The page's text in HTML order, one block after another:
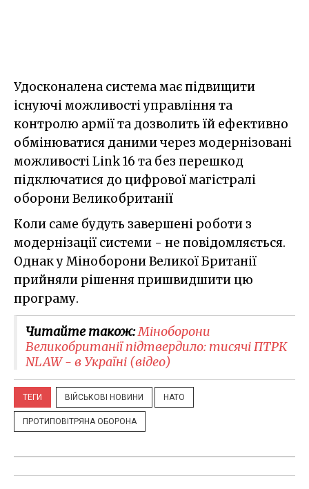
Удосконалена система має підвищити
існуючі можливості управління та
контролю армії та дозволить їй ефективно
обмінюватися даними через модернізовані
можливості Link 16 та без перешкод
підключатися до цифрової магістралі
оборони Великобританії
Коли саме будуть завершені роботи з
модернізації системи - не повідомляється.
Однак у Міноборони Великої Британії
прийняли рішення пришвидшити цю
програму.
Читайте також:Міноборони
Великобританії підтвердило: тисячі ПТРК
NLAW - в Україні (відео)
ТЕГИ ВІЙСЬКОВІ НОВИНИ НАТО
ПРОТИПОВІТРЯНА ОБОРОНА